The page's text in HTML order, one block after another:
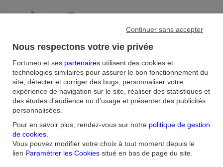
Accueil /
FAQ/
Banque/
Aide et contact
Nous respectons votre vie privée
Fortuneo et ses partenaires utilisent des cookies et
technologies similaires pour assurer le bon fonctionnement du
site, détecter et corriger des bugs, personnaliser votre
expérience de navigation sur le site, réaliser des statistiques et
des études d’audience ou d’usage et présenter des publicités
personnalisées.
Pour en savoir plus, rendez-vous sur notre politique de gestion
de cookies
Vous pouvez modifier votre choix à tout moment depuis le
lien Paramétrer les Cookies situé en bas de page du site.
Continuer sans accepter